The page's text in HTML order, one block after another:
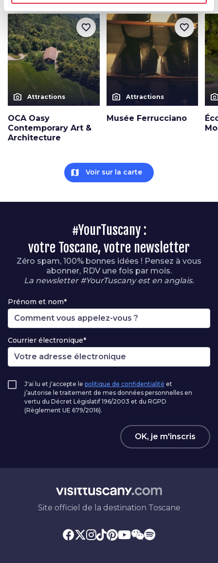
photo_camera Attractions
OCA Oasy
Contemporary Art &
Architecture
favorite_border
photo_camera Attractions
Musée Ferrucciano
favorite_border
map Voir sur la carte
#YourTuscany :
votre Toscane, votre newsletter
Zéro spam, 100% bonnes idées ! Pensez à vous
abonner, RDV une fois par mois.
La newsletter #YourTuscany est en anglais.
Prénom et nom*
Courrier électronique*
J'ai lu et j'accepte le politique de confidentialité et
j’autorise le traitement de mes données personnelles en
vertu du Décret Législatif 196/2003 et du RGPD
(Règlement UE 679/2016).
OK, je m'inscris
Site officiel de la destination Toscane